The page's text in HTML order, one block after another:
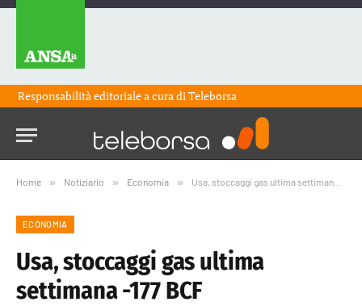
Responsabilità editoriale a cura diTeleborsa
Home » Notiziario » Economia » Usa, stoccaggi gas ultima settimana -177 BCF
ECONOMIA
Usa, stoccaggi gas ultima
settimana -177 BCF